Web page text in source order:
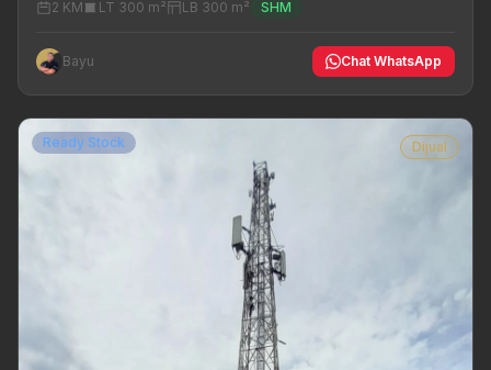
2 KM LT 300 m² LB 300 m² SHM
Bayu Chat WhatsApp
Ready Stock Dijual